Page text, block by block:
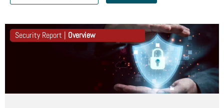
Security Report | Overview